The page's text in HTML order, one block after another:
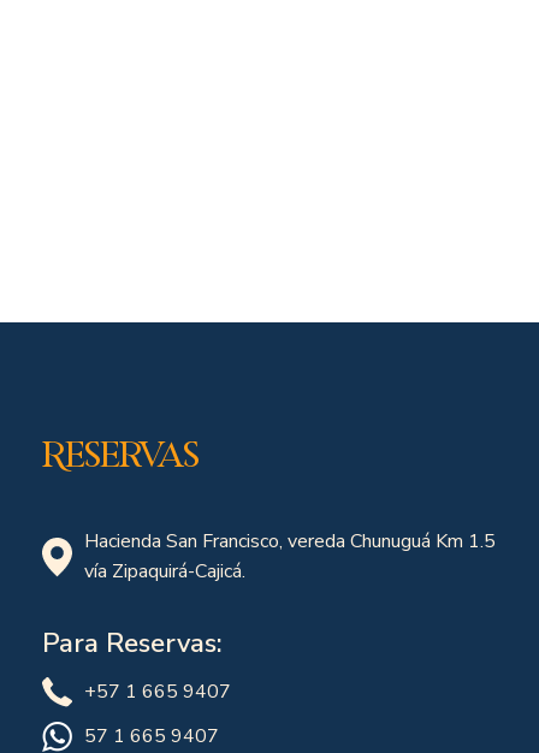
Reservas
Hacienda San Francisco, vereda Chunuguá Km 1.5
vía Zipaquirá-Cajicá.
Para Reservas:
+57 1 665 9407
57 1 665 9407